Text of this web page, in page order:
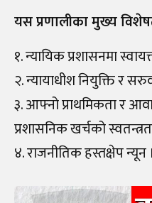
यस प्रणालीका मुख्य
१. न्यायिक प्रशासनमा
२. न्यायाधीश नियुक्ति र
३. आफ्नो प्राथमिकता र
प्रशासनिक खर्चको
४. राजनीतिक हस्तक्षेप न्यून ।